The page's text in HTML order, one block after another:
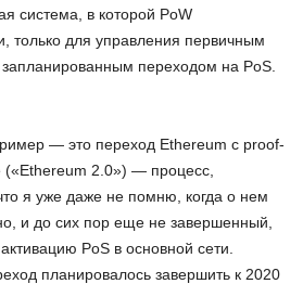
система, в которой PoW
только для управления первичным
переходом на PoS.
— это переход Ethereum с proof-
2.0») — процесс,
я уже даже не помню, когда о нем
и до сих пор еще не завершенный,
PoS в основной сети.
планировалось завершить к 2020